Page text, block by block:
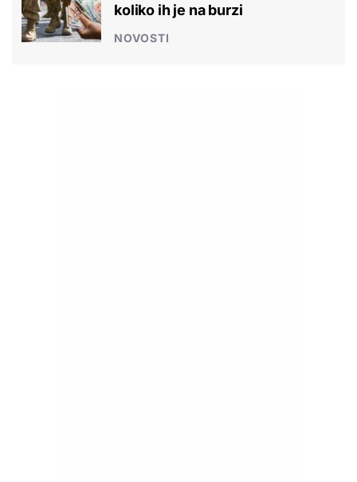
koliko ih je na burzi
NOVOSTI